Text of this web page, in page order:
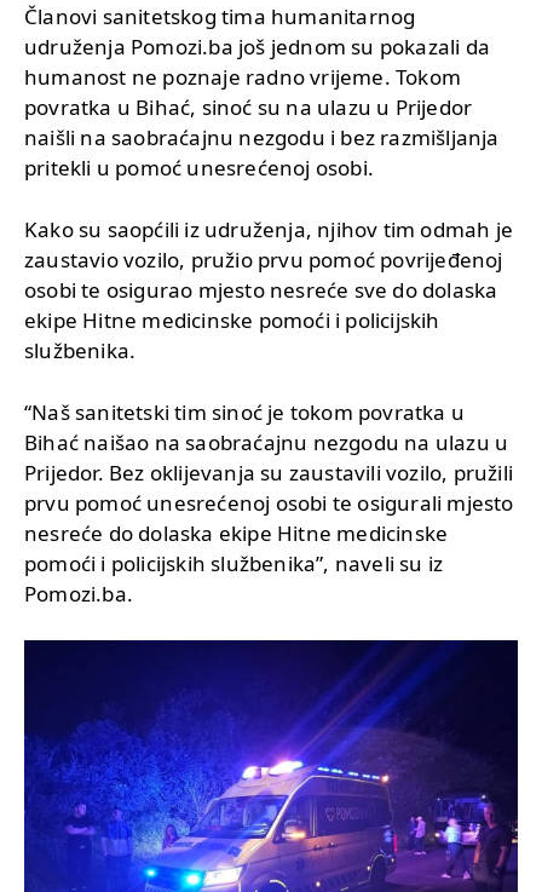
Članovi sanitetskog tima humanitarnog
udruženja Pomozi.ba još jednom su pokazali da
humanost ne poznaje radno vrijeme. Tokom
povratka u Bihać, sinoć su na ulazu u Prijedor
naišli na saobraćajnu nezgodu i bez razmišljanja
pritekli u pomoć unesrećenoj osobi.
Kako su saopćili iz udruženja, njihov tim odmah je
zaustavio vozilo, pružio prvu pomoć povrijeđenoj
osobi te osigurao mjesto nesreće sve do dolaska
ekipe Hitne medicinske pomoći i policijskih
službenika.
“Naš sanitetski tim sinoć je tokom povratka u
Bihać naišao na saobraćajnu nezgodu na ulazu u
Prijedor. Bez oklijevanja su zaustavili vozilo, pružili
prvu pomoć unesrećenoj osobi te osigurali mjesto
nesreće do dolaska ekipe Hitne medicinske
pomoći i policijskih službenika”, naveli su iz
Pomozi.ba.